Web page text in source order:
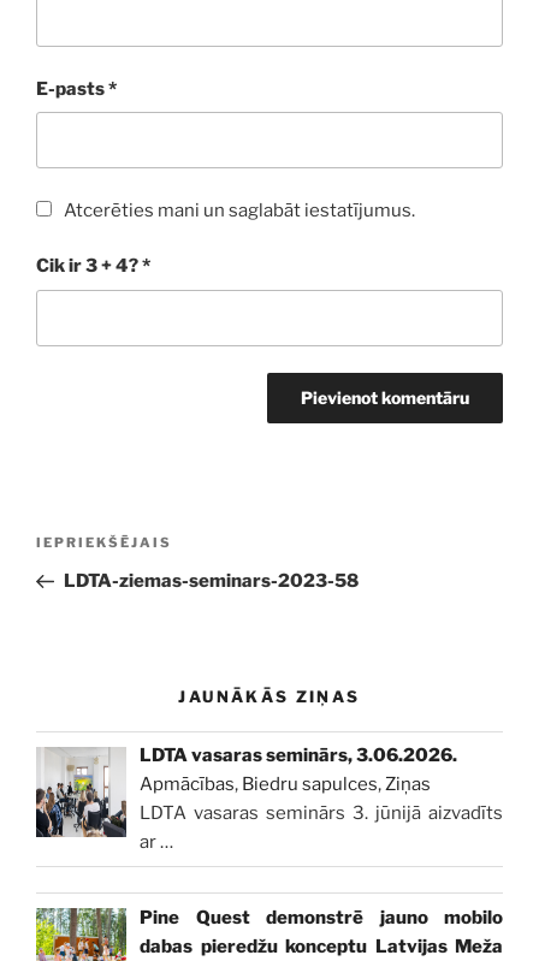
E-pasts*
Atcerēties mani un saglabāt iestatījumus.
Cik ir 3 + 4?*
Iepriekšējā
ziņa:
IEPRIEKŠĒJAIS
LDTA-ziemas-seminars-2023-58
JAUNĀKĀS ZIŅAS
LDTA vasaras seminārs, 3.06.2026.
Apmācības, Biedru sapulces,Ziņas
LDTA vasaras seminārs 3. jūnijā aizvadīts
ar…
Pine Quest demonstrē jauno mobilo
dabas pieredžu konceptu Latvijas Meža